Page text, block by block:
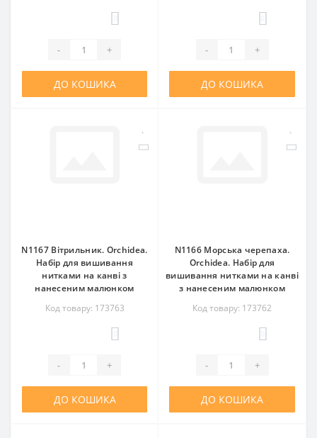
- +
ДО КОШИКА
- +
ДО КОШИКА
N1167 Вітрильник. Orchidea.
Набір для вишивання
нитками на канві з
нанесеним малюнком
Код товару: 173763
- +
ДО КОШИКА
N1166 Морська черепаха.
Orchidea. Набір для
вишивання нитками на канві
з нанесеним малюнком
Код товару: 173762
- +
ДО КОШИКА